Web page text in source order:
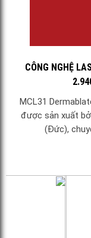
CÔNG NGHỆ
MCL31
được sản xuất
(Đức),